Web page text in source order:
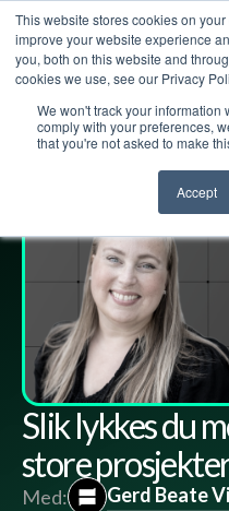
This website stores cookies on
improve your website experience
you, both on this website and
cookies we use, see our Privacy
We won't track your information
comply with your preferences,
that you're not asked to make
Accept
Lederpodden 16jun
Slik lykkes du
store
Med:
Gerd Beate